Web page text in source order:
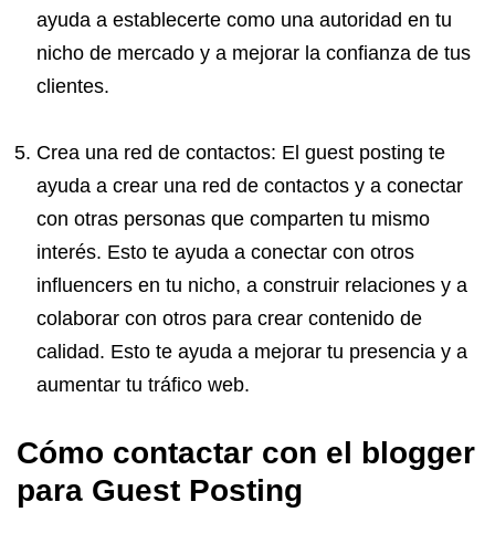
ayuda a establecerte como una autoridad en tu
nicho de mercado y a mejorar la confianza de tus
clientes.
Crea una red de contactos: El guest posting te
ayuda a crear una red de contactos y a conectar
con otras personas que comparten tu mismo
interés. Esto te ayuda a conectar con otros
influencers en tu nicho, a construir relaciones y a
colaborar con otros para crear contenido de
calidad. Esto te ayuda a mejorar tu presencia y a
aumentar tu tráfico web.
Cómo contactar con el blogger
para Guest Posting